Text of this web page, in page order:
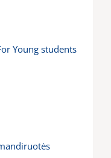
Young students